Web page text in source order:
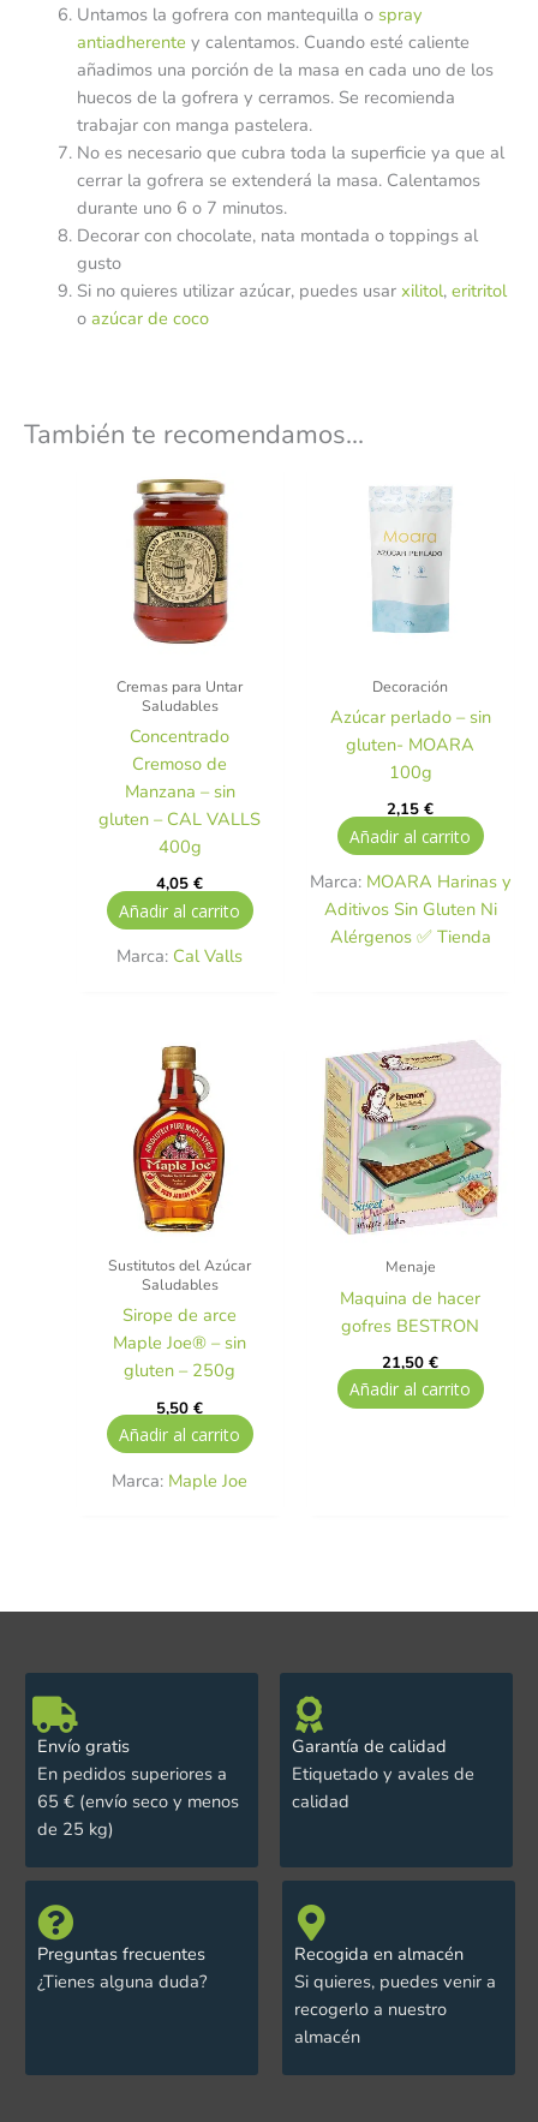
Untamos la gofrera con mantequilla o spray
antiadherente y calentamos. Cuando esté caliente
añadimos una porción de la masa en cada uno de los
huecos de la gofrera y cerramos. Se recomienda
trabajar con manga pastelera.
No es necesario que cubra toda la superficie ya que al
cerrar la gofrera se extenderá la masa. Calentamos
durante uno 6 o 7 minutos.
Decorar con chocolate, nata montada o toppings al
gusto
Si no quieres utilizar azúcar, puedes usar xilitol,eritritol
o azúcar de coco
También te recomendamos…
Cremas para Untar
Saludables
Concentrado
Cremoso de
Manzana – sin
gluten – CAL VALLS
400g
4,05€
Añadir al carrito
Marca: Cal Valls
Decoración
Azúcar perlado – sin
gluten- MOARA
100g
2,15€
Añadir al carrito
Marca: MOARA Harinas y
Aditivos Sin Gluten Ni
Alérgenos ✅ Tienda
Sustitutos del Azúcar
Saludables
Sirope de arce
Maple Joe® – sin
gluten – 250g
5,50€
Añadir al carrito
Marca: Maple Joe
Menaje
Maquina de hacer
gofres BESTRON
21,50€
Añadir al carrito
Envío gratis
En pedidos superiores a
65 € (envío seco y menos
de 25 kg)
Garantía de calidad
Etiquetado y avales de
calidad
Preguntas frecuentes
¿Tienes alguna duda?
Recogida en almacén
Si quieres, puedes venir a
recogerlo a nuestro
almacén